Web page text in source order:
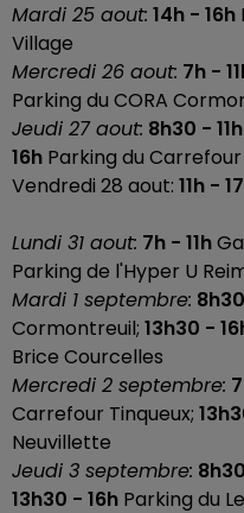
Mardi 25 aout: 14h - 16h
Village
Mercredi 26 aout: 7h -
Parking du CORA
Jeudi 27 aout: 8h30 - 11h
16h Parking du
Vendredi 28 aout: 11h -
Lundi 31 aout: 7h - 11h
Parking de l'Hyper U
Mardi 1 septembre:
Cormontreuil; 13h30 -
Brice Courcelles
Mercredi 2 septembre:
Carrefour Tinqueux;
Neuvillette
Jeudi 3 septembre:
13h30 - 16h Parking du